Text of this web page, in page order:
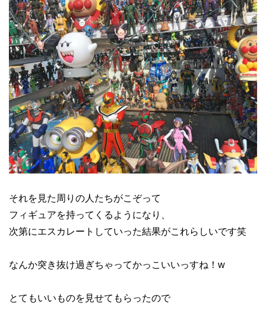
それを見た周りの人たちがこぞって
フィギュアを持ってくるようになり、
次第にエスカレートしていった結果がこれらしいです笑
なんか突き抜け過ぎちゃってかっこいいっすね！w
とてもいいものを見せてもらったので